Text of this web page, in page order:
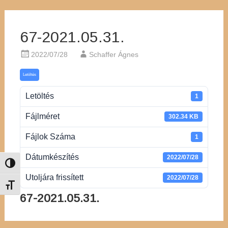
Nagy kontraszt váltása
Betűméret váltása
67-2021.05.31.
2022/07/28 Schaffer Ágnes
Letöltés
Letöltés 1
Fájlméret 302.34 KB
Fájlok Száma 1
Dátumkészítés 2022/07/28
Utoljára frissített 2022/07/28
67-2021.05.31.